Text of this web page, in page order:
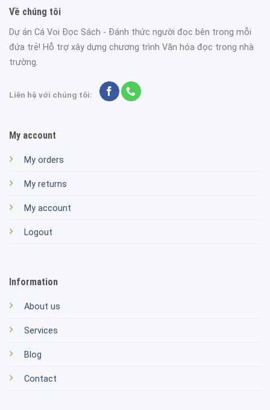
Về chúng tôi
Dự án Cá Voi Đọc Sách - Đánh thức người đọc bên trong mỗi
đứa trẻ! Hỗ trợ xây dựng chương trình Văn hóa đọc trong nhà
trường.
Liên hệ với chúng tôi:
My account
My orders
My returns
My account
Logout
Information
About us
Services
Blog
Contact